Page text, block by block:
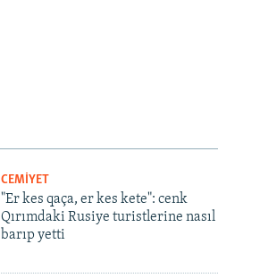
CEMİYET
"Er kes qaça, er kes kete": cenk
Qırımdaki Rusiye turistlerine nasıl
barıp yetti